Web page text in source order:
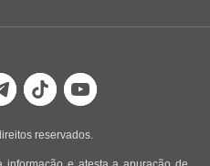
reservados.